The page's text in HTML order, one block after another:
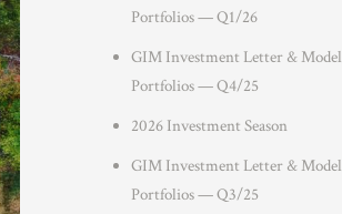
Portfolios — Q1/26
GIM Investment Letter & Model
Portfolios — Q4/25
2026 Investment Season
GIM Investment Letter & Model
Portfolios — Q3/25